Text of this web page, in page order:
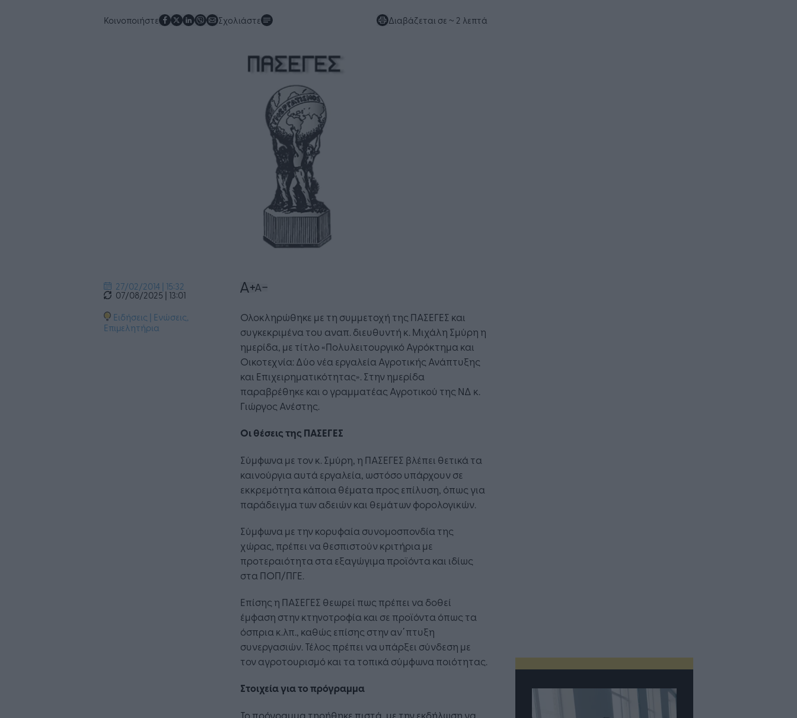
Κοινοποιήστε Σχολιάστε Διαβάζεται σε ~ 2 λεπτά
27/02/2014 | 15:32
07/08/2025 | 13:01
Ειδήσεις | Ενώσεις,
Επιμελητήρια
Ολοκληρώθηκε με τη συμμετοχή της ΠΑΣΕΓΕΣ και
συγκεκριμένα του αναπ. διευθυντή κ. Μιχάλη Σμύρη η
ημερίδα, με τίτλο «Πολυλειτουργικό Αγρόκτημα και
Οικοτεχνία: Δύο νέα εργαλεία Αγροτικής Ανάπτυξης
και Επιχειρηματικότητας». Στην ημερίδα
παραβρέθηκε και ο γραμματέας Αγροτικού της ΝΔ κ.
Γιώργος Ανέστης.
Οι θέσεις της ΠΑΣΕΓΕΣ
Σύμφωνα με τον κ. Σμύρη, η ΠΑΣΕΓΕΣ βλέπει θετικά τα
καινούργια αυτά εργαλεία, ωστόσο υπάρχουν σε
εκκρεμότητα κάποια θέματα προς επίλυση, όπως για
παράδειγμα των αδειών και θεμάτων φορολογικών.
Σύμφωνα με την κορυφαία συνομοσπονδία της
χώρας, πρέπει να θεσπιστούν κριτήρια με
προτεραιότητα στα εξαγώγιμα προϊόντα και ιδίως
στα ΠΟΠ/ΠΓΕ.
Επίσης η ΠΑΣΕΓΕΣ θεωρεί πως πρέπει να δοθεί
έμφαση στην κτηνοτροφία και σε προϊόντα όπως τα
όσπρια κ.λπ., καθώς επίσης στην αν΄πτυξη
συνεργασιών. Τέλος πρέπει να υπάρξει σύνδεση με
τον αγροτουρισμό και τα τοπικά σύμφωνα ποιότητας.
Στοιχεία για το πρόγραμμα
Το πρόγραμμα τηρήθηκε πιστά, με την εκδήλωση να